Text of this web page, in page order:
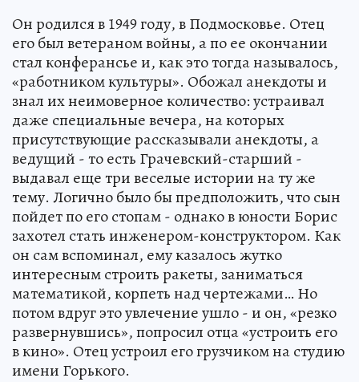
Он родился в 1949 году, в Подмосковье. Отец
его был ветераном войны, а по ее окончании
стал конферансье и, как это тогда называлось,
«работником культуры». Обожал анекдоты и
знал их неимоверное количество: устраивал
даже специальные вечера, на которых
присутствующие рассказывали анекдоты, а
ведущий - то есть Грачевский-старший -
выдавал еще три веселые истории на ту же
тему. Логично было бы предположить, что сын
пойдет по его стопам - однако в юности Борис
захотел стать инженером-конструктором. Как
он сам вспоминал, ему казалось жутко
интересным строить ракеты, заниматься
математикой, корпеть над чертежами… Но
потом вдруг это увлечение ушло - и он, «резко
развернувшись», попросил отца «устроить его
в кино». Отец устроил его грузчиком на студию
имени Горького.